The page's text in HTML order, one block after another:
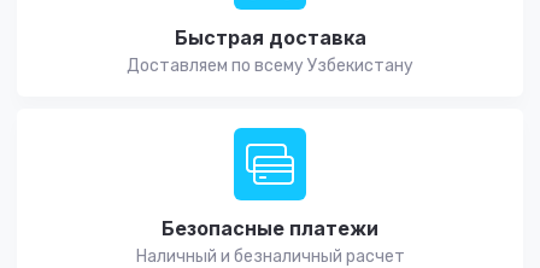
Быстрая доставка
Доставляем по всему Узбекистану
Безопасные платежи
Наличный и безналичный расчет